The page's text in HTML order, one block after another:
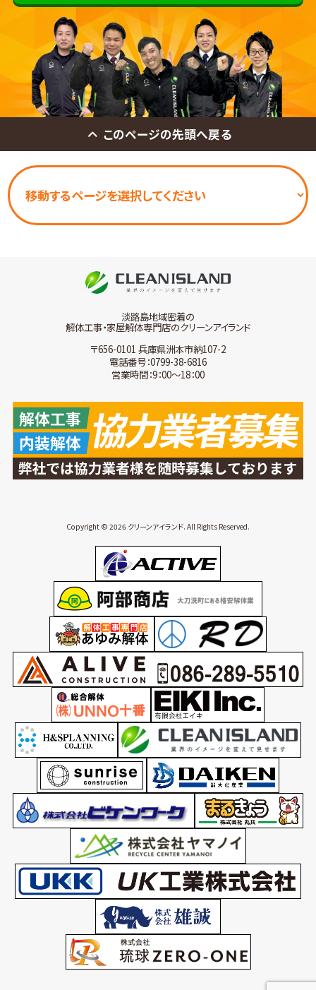
このページの先頭へ戻る
淡路島地域密着の
解体工事・家屋解体専門店のクリーンアイランド
〒656-0101 兵庫県洲本市納107-2
電話番号：0799-38-6816
営業時間：9：00～18：00
Copyright © 2026 クリーンアイランド. All Rights Reserved.